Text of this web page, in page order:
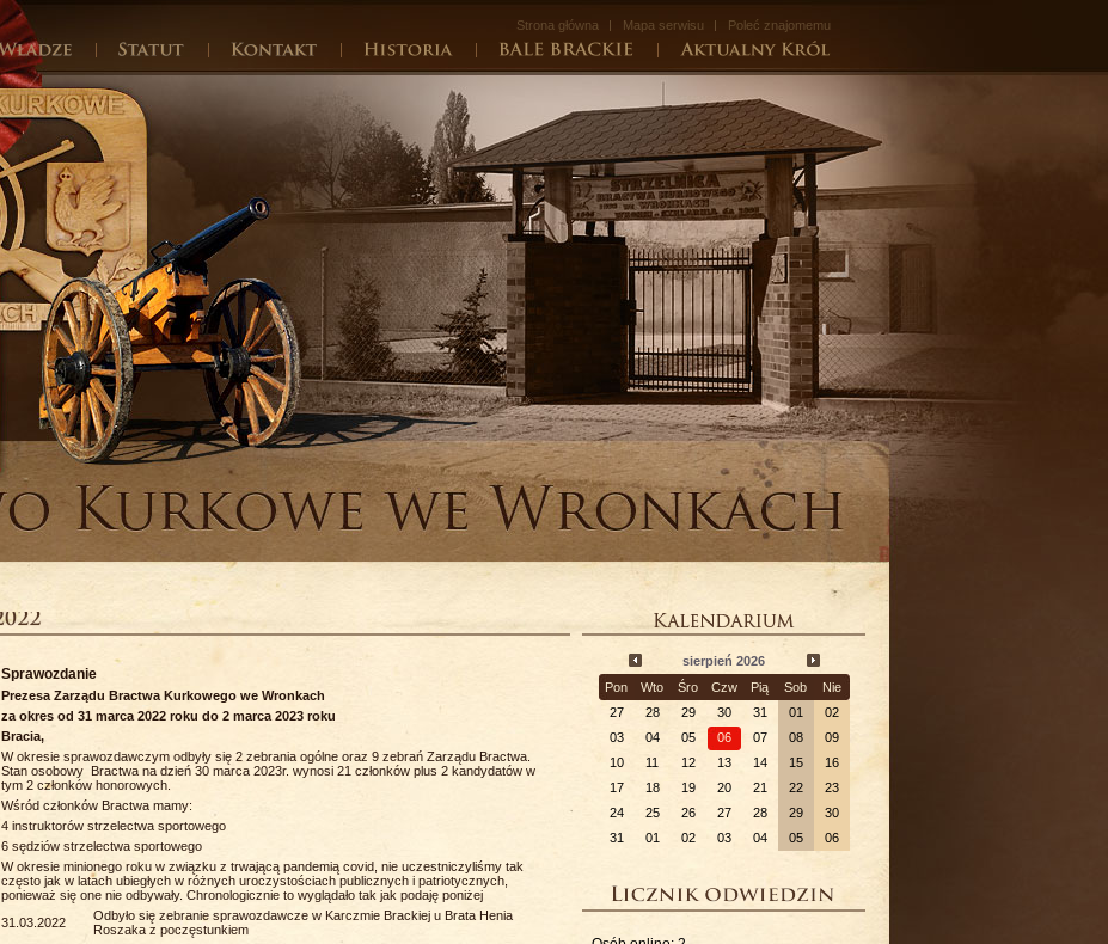
Strona główna Mapa serwisu Poleć znajomemu
Sprawozdanie
Prezesa Zarządu Bractwa Kurkowego we Wronkach
za okres od 31 marca 2022 roku do 2 marca 2023 roku
Bracia,
W okresie sprawozdawczym odbyły się 2 zebrania ogólne oraz 9 zebrań Zarządu Bractwa.
Stan osobowy Bractwa na dzień 30 marca 2023r. wynosi 21 członków plus 2 kandydatów w
tym 2 członków honorowych.
Wśród członków Bractwa mamy:
4 instruktorów strzelectwa sportowego
6 sędziów strzelectwa sportowego
W okresie minionego roku w związku z trwającą pandemią covid, nie uczestniczyliśmy tak
często jak w latach ubiegłych w różnych uroczystościach publicznych i patriotycznych,
ponieważ się one nie odbywały. Chronologicznie to wyglądało tak jak podaję poniżej
31.03.2022
Odbyło się zebranie sprawozdawcze w Karczmie Brackiej u Brata Henia
Roszaka z poczęstunkiem
sierpień 2026
Pon
Wto Śro Czw Pią Sob
Nie
27
28 29 30 31 01
02
03
04 05 06 07 08
09
10
11 12 13 14 15
16
17
18 19 20 21 22
23
24
25 26 27 28 29
30
31
01 02 03 04 05 06